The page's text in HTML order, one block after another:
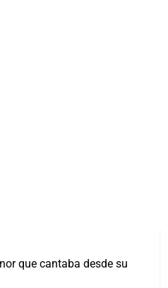
que cantaba desde su